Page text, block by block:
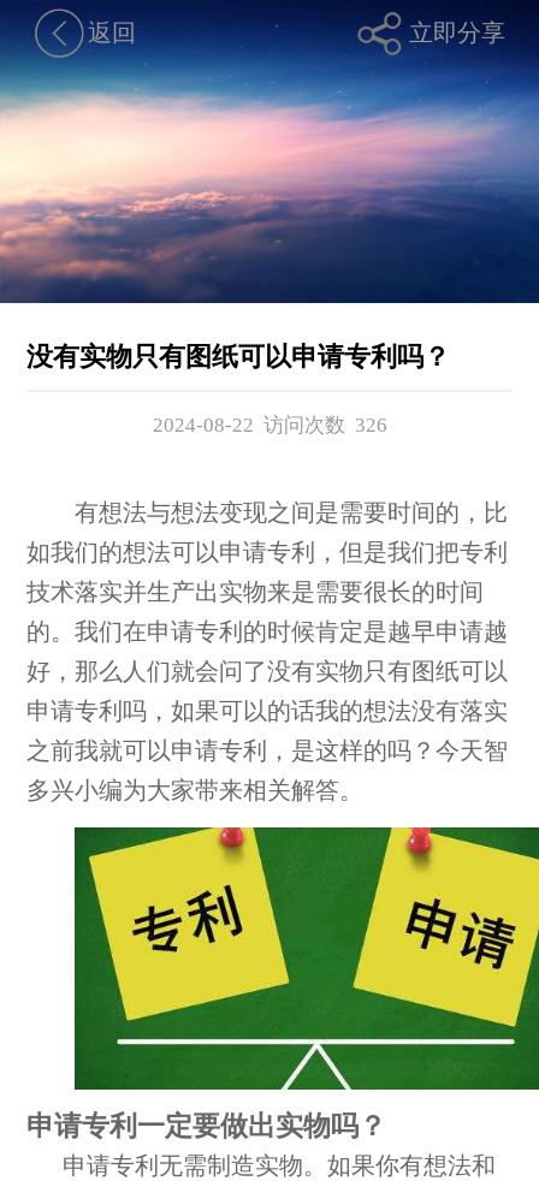
返回 立即分享
没有实物只有图纸可以申请专利吗？
2024-08-22 访问次数 326
有想法与想法变现之间是需要时间的，比
如我们的想法可以申请专利，但是我们把专利
技术落实并生产出实物来是需要很长的时间
的。我们在申请专利的时候肯定是越早申请越
好，那么人们就会问了没有实物只有图纸可以
申请专利吗，如果可以的话我的想法没有落实
之前我就可以申请专利，是这样的吗？今天智
多兴小编为大家带来相关解答。
申请专利一定要做出实物吗？
申请专利无需制造实物。如果你有想法和